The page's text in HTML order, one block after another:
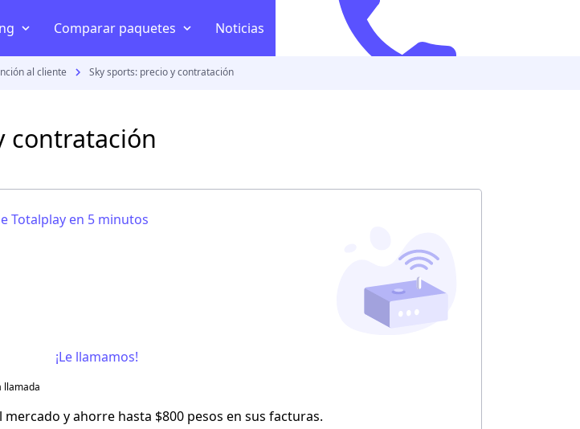
Telcel
Bait
Flash Mobile
Comparar paquetes
Izzi vs Totalplay
Noticias
al cliente Sky sports: precio y contratación
contratación
Totalplay en 5 minutos
¡Le llamamos!
llamada
y ahorre hasta $800 pesos en sus facturas.